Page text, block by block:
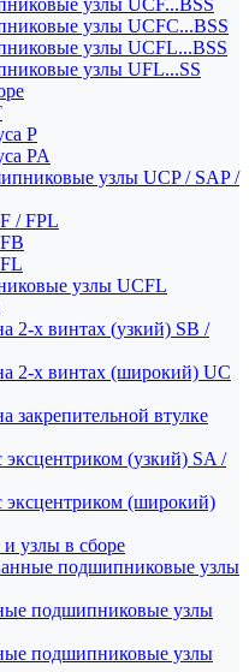
узлы UCF...BSS
узлы UCFC...BSS
узлы UCFL...BSS
узлы UFL...SS
P
PA
узлы UCP / SAP /
/ FPL
узлы UCFL
2-х винтах (узкий) SB /
2-х винтах (широкий) UC
втулке
(узкий) SA /
(широкий)
узлы в сборе
подшипниковые узлы
подшипниковые узлы
подшипниковые узлы